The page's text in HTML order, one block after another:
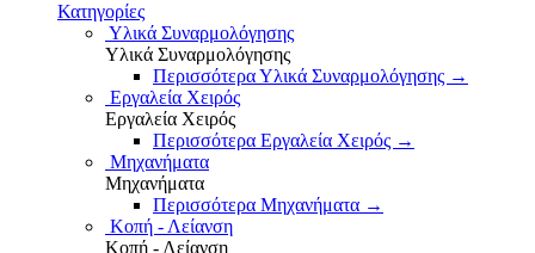
Κατηγορίες
Υλικά Συναρμολόγησης
Υλικά Συναρμολόγησης
Περισσότερα Υλικά Συναρμολόγησης →
Εργαλεία Χειρός
Εργαλεία Χειρός
Περισσότερα Εργαλεία Χειρός →
Μηχανήματα
Μηχανήματα
Περισσότερα Μηχανήματα →
Κοπή - Λείανση
Κοπή - Λείανση